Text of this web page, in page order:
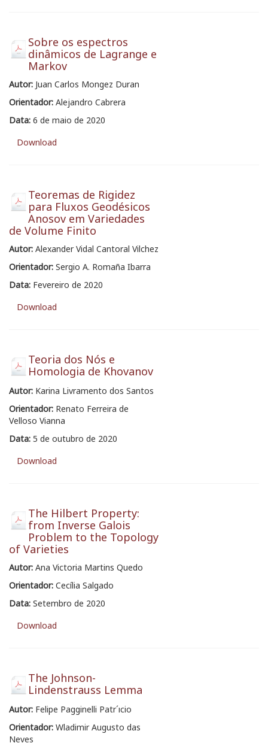
Sobre os espectros
dinâmicos de Lagrange e
Markov
Autor: Juan Carlos Mongez Duran
Orientador: Alejandro Cabrera
Data: 6 de maio de 2020
Download
Teoremas de Rigidez
para Fluxos Geodésicos
Anosov em Variedades
de Volume Finito
Autor: Alexander Vidal Cantoral Vilchez
Orientador: Sergio A. Romaña Ibarra
Data: Fevereiro de 2020
Download
Teoria dos Nós e
Homologia de Khovanov
Autor: Karina Livramento dos Santos
Orientador: Renato Ferreira de
Velloso Vianna
Data: 5 de outubro de 2020
Download
The Hilbert Property:
from Inverse Galois
Problem to the Topology
of Varieties
Autor: Ana Victoria Martins Quedo
Orientador: Cecília Salgado
Data: Setembro de 2020
Download
The Johnson-
Lindenstrauss Lemma
Autor: Felipe Pagginelli Patr´ıcio
Orientador: Wladimir Augusto das
Neves